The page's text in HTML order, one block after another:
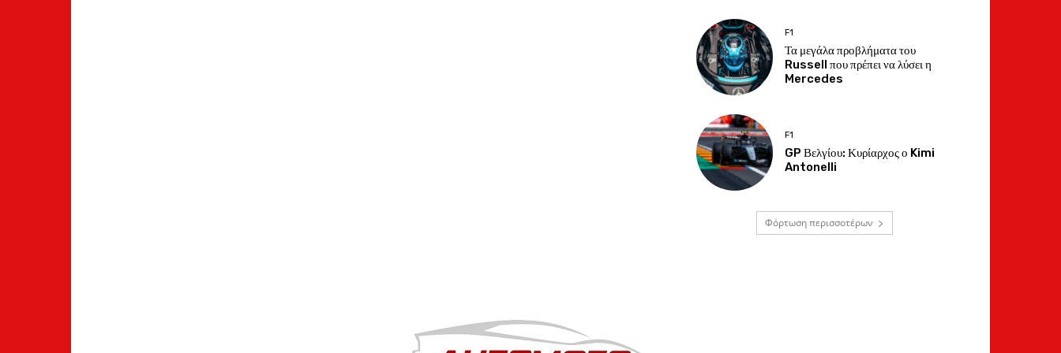
F1
Τα μεγάλα προβλήματα του
Russell που πρέπει να λύσει η
Mercedes
F1
GP Βελγίου: Κυρίαρχος ο Kimi
Antonelli
Φόρτωση περισσοτέρων